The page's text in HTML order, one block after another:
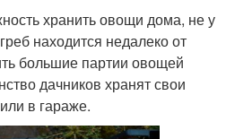
хранить овощи дома, не у
находится недалеко от
большие партии овощей
дачников хранят свои
в гараже.